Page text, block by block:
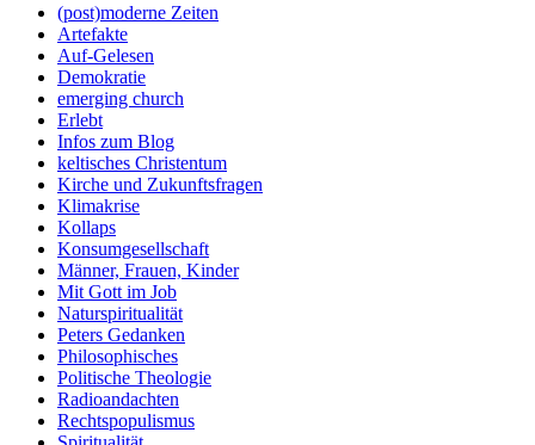
(post)moderne Zeiten
Artefakte
Auf-Gelesen
Demokratie
emerging church
Erlebt
Infos zum Blog
keltisches Christentum
Kirche und Zukunftsfragen
Klimakrise
Kollaps
Konsumgesellschaft
Männer, Frauen, Kinder
Mit Gott im Job
Naturspiritualität
Peters Gedanken
Philosophisches
Politische Theologie
Radioandachten
Rechtspopulismus